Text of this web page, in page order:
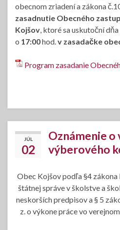
obecnom zriadení a zákona
zasadnutie Obecného
Kojšov, ktoré sa uskutoční dňa
o 17:00hod.v zasadačke
Program zasadanie
JÚL
02
Oznámenie o
výberového
Obec Kojšov podľa §4 zákona
štátnej správe v školstve a
neskorších predpisov a § 5
z. o výkone práce vo